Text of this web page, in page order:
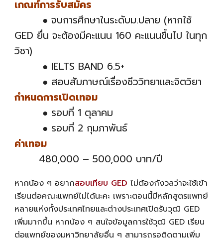
เกณฑ์การรับสมัคร
● จบการศึกษาในระดับม.ปลาย (หากใช้
GED ยื่น จะต้องมีคะแนน 160 คะแนนขึ้นไป ในทุก
วิชา)
● IELTS BAND 6.5+
● สอบสัมภาษณ์เรื่องชีววิทยาและจิตวิยา
กำหนดการเปิดเทอม
● รอบที่ 1 ตุลาคม
● รอบที่ 2 กุมภาพันธ์
ค่าเทอม
480,000 – 500,000 บาท/ปี
หากน้อง ๆ อยากสอบเทียบ GED ไม่ต้องกังวลว่าจะใช้เข้า
เรียนต่อคณะแพทย์ไม่ได้นะคะ เพราะตอนนี้มีหลักสูตรแพทย์
หลายแห่งทั้งประเทศไทยและต่างประเทศเปิดรับวุฒิ GED
เพิ่มมากขึ้น หากน้อง ๆ สนใจข้อมูลการใช้วุฒิ GED เรียน
ต่อแพทย์ของมหาวิทยาลัยอื่น ๆ สามารถรอติดตามเพิ่ม